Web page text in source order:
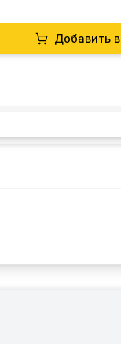
Добавить